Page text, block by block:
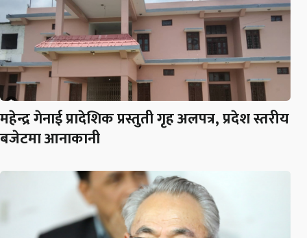
महेन्द्र गेनाई प्रादेशिक प्रस्तुती गृह अलपत्र, प्रदेश स्तरीय
बजेटमा आनाकानी